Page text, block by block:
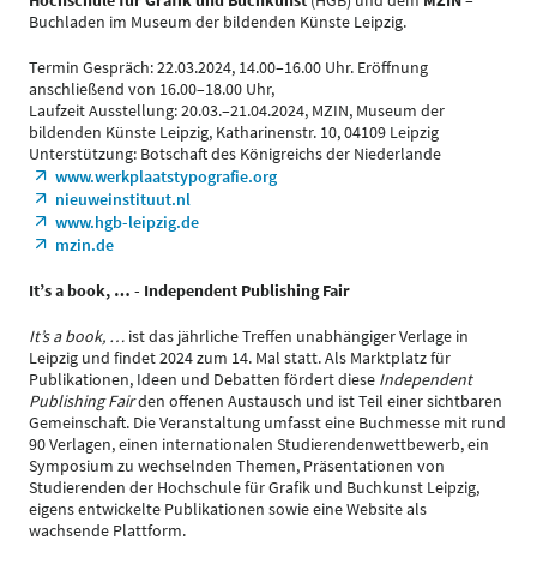
Buchladen im Museum der bildenden Künste Leipzig.
Termin Gespräch: 22.03.2024, 14.00–16.00 Uhr. Eröffnung
anschließend von 16.00–18.00 Uhr,
Laufzeit Ausstellung: 20.03.–21.04.2024, MZIN, Museum der
bildenden Künste Leipzig, Katharinenstr. 10, 04109 Leipzig
Unterstützung: Botschaft des Königreichs der Niederlande
www.werkplaatstypografie.org
nieuweinstituut.nl
www.hgb-leipzig.de
mzin.de
It’s a book, … - Independent Publishing Fair
It’s a book, … ist das jährliche Treffen unabhängiger Verlage in
Leipzig und findet 2024 zum 14. Mal statt. Als Marktplatz für
Publikationen, Ideen und Debatten fördert diese Independent
Publishing Fairden offenen Austausch und ist Teil einer sichtbaren
Gemeinschaft. Die Veranstaltung umfasst eine Buchmesse mit rund
90 Verlagen, einen internationalen Studierendenwettbewerb, ein
Symposium zu wechselnden Themen, Präsentationen von
Studierenden der Hochschule für Grafik und Buchkunst Leipzig,
eigens entwickelte Publikationen sowie eine Website als
wachsende Plattform.